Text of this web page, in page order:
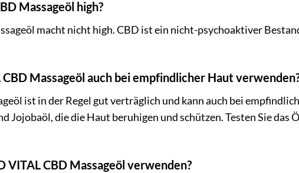
Massageöl high?
macht nicht high. CBD ist ein nicht-psychoaktiver
CBD Massageöl auch bei empfindlicher Haut
ist in der Regel gut verträglich und kann auch bei
Jojobaöl, die die Haut beruhigen und schützen. Testen Sie das
VITAL CBD Massageöl verwenden?